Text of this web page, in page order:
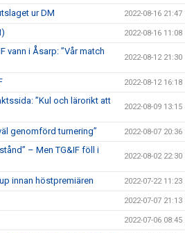
ur DM 2022-08-16 21:47
2022-08-16 11:08
vann i Åsarp: ”Vår match
2022-08-12 21:30
2022-08-12 16:18
”Kul och lärorikt att
2022-08-09 13:15
genomförd turnering” 2022-08-07 20:36
– Men TG&IF föll i
2022-08-02 22:30
innan höstpremiären 2022-07-22 11:23
2022-07-07 21:13
2022-07-06 08:45